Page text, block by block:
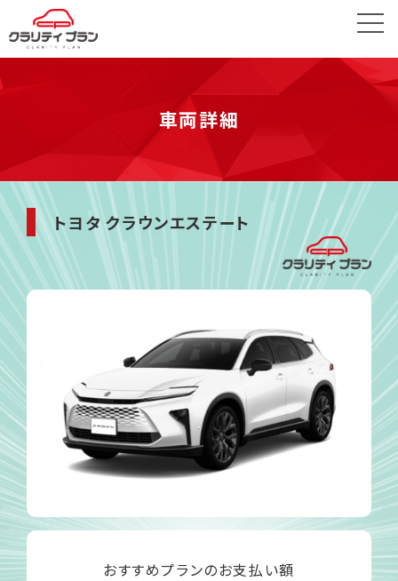
車両詳細
トヨタ クラウンエステート
おすすめプランのお支払い額